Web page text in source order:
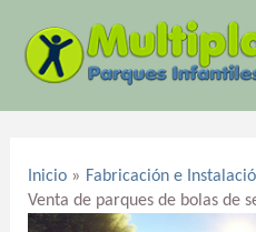
contenido
Inicio
Fabricación e
Venta de parques de bolas de
entradas